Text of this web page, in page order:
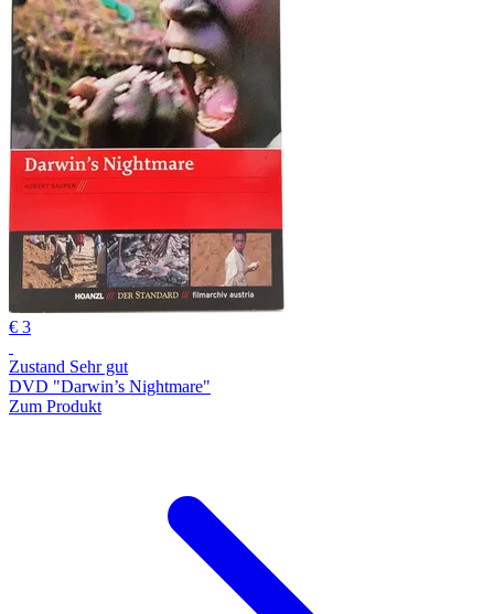
€ 3
Zustand Sehr gut
DVD "Darwin’s Nightmare"
Zum Produkt